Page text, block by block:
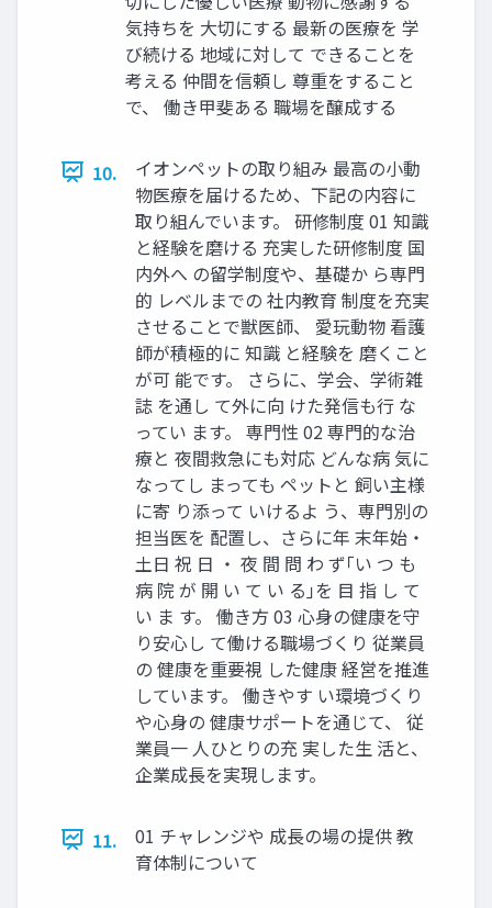
気持ちを 大切にする 最新の医療を 学
び続ける 地域に対して できることを
考える 仲間を信頼し 尊重をすること
で、 働き甲斐ある 職場を醸成する
10.
イオンペットの取り組み 最高の小動
物医療を届けるため、下記の内容に
取り組んでいます。 研修制度 01 知識
と経験を磨ける 充実した研修制度 国
内外へ の留学制度や、基礎か ら専門
的 レベルまでの 社内教育 制度を充実
させることで獣医師、 愛玩動物 看護
師が積極的に 知識 と経験を 磨くこと
が可 能です。 さらに、学会、学術雑
誌 を通し て外に向 けた発信も行 な
ってい ます。 専門性 02 専門的な治
療と 夜間救急にも対応 どんな病 気に
なってし まっても ペットと 飼い主様
に寄 り添って いけるよ う、専門別の
担当医を 配置し、さらに年 末年始・
土日 祝 日 ・ 夜 間 問 わ ず｢い つ も
病 院 が 開 い て い る｣を 目 指 し て
い ま す。 働き方 03 心身の健康を守
り安心し て働ける職場づくり 従業員
の 健康を重要視 した健康 経営を推進
しています。 働きやす い環境づくり
や心身の 健康サポートを通じて、 従
業員一 人ひとりの充 実した生 活と、
企業成長を実現します。
11.
01 チャレンジや 成長の場の提供 教
育体制について